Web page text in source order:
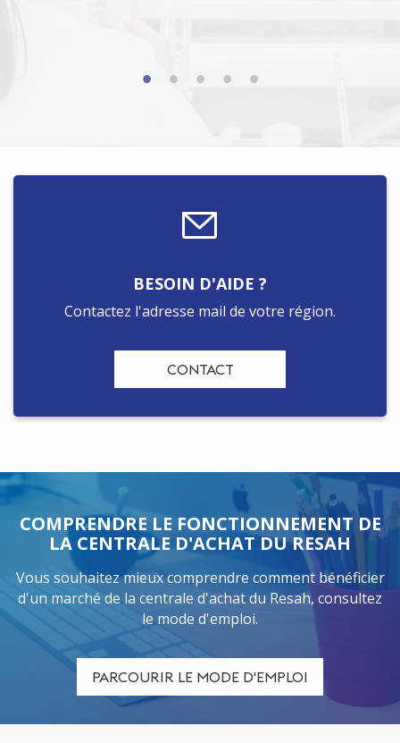
BESOIN D'AIDE ?
Contactez l'adresse mail de votre région.
CONTACT
COMPRENDRE LE FONCTIONNEMENT DE
LA CENTRALE D'ACHAT DU RESAH
Vous souhaitez mieux comprendre comment bénéficier
d'un marché de la centrale d'achat du Resah, consultez
le mode d'emploi.
PARCOURIR LE MODE D'EMPLOI